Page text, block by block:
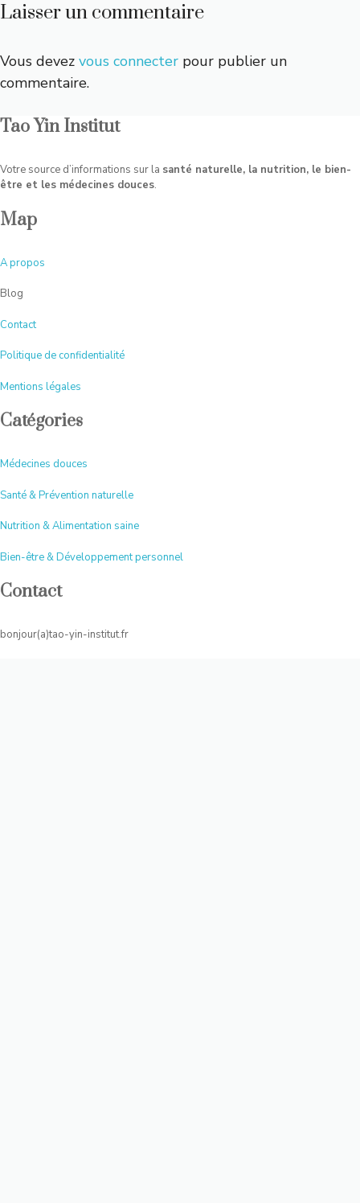
Laisser un commentaire
Vous devez vous connecter pour publier un
commentaire.
Tao Yin Institut
Votre source d’informations sur la santé naturelle, la nutrition, le bien-
être et les médecines douces.
Map
Apropos
Blog
Contact
Politique de confidentialité
Mentions légales
Catégories
Médecines douces
Santé & Prévention naturelle
Nutrition & Alimentation saine
Bien-être & Développement personnel
Contact
bonjour(a)tao-yin-institut.fr